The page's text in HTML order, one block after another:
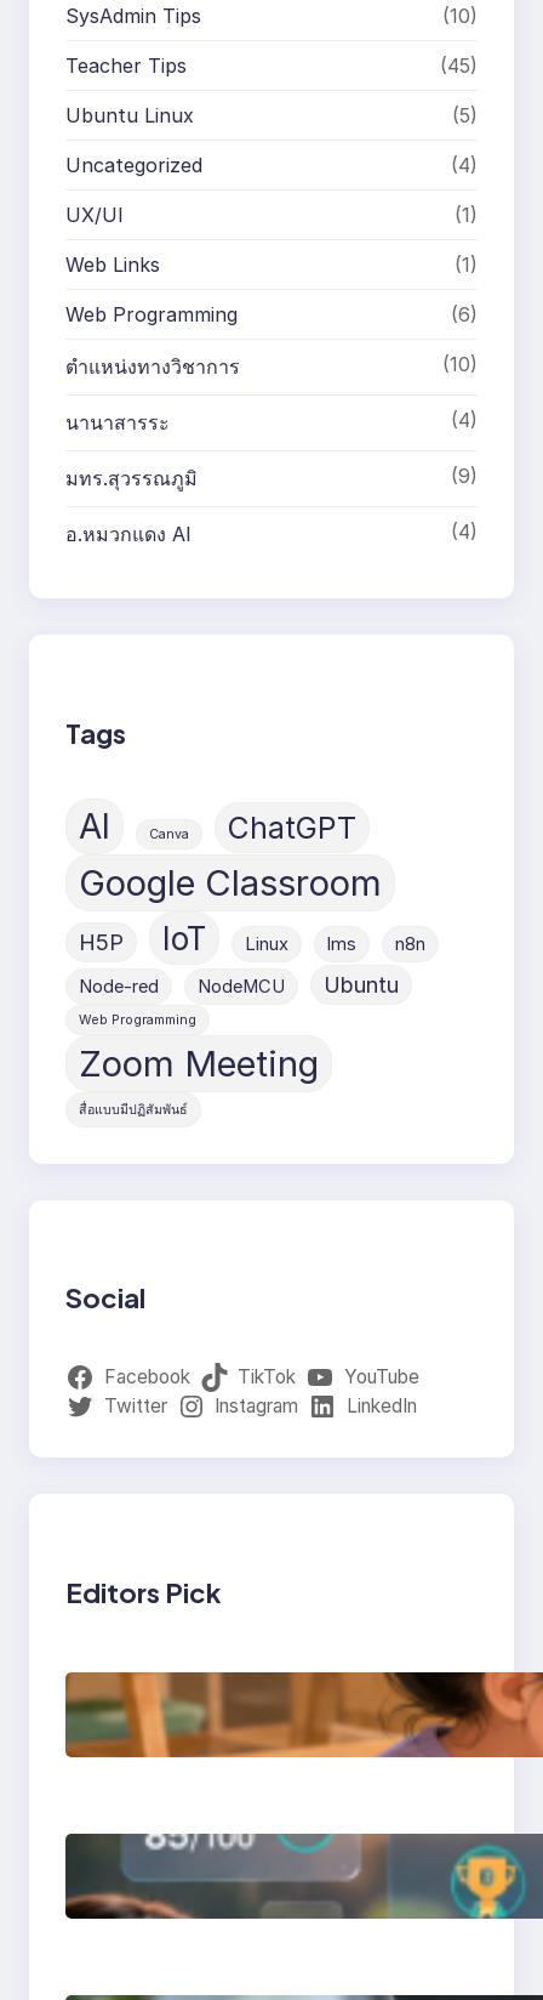
SysAdmin Tips (10)
Teacher Tips (45)
Ubuntu Linux (5)
Uncategorized (4)
UX/UI (1)
Web Links (1)
Web Programming (6)
ตำแหน่งทางวิชาการ (10)
นานาสารระ (4)
มทร.สุวรรณภูมิ (9)
อ.หมวกแดง AI (4)
Tags
AI Canva ChatGPT
Google Classroom
H5P IoT Linux lms
n8n
Node-red
NodeMCU Ubuntu
Web Programming
Zoom Meeting
สื่อแบบมีปฏิสัมพันธ์
Social
Facebook TikTok
YouTube
Twitter
Instagram LinkedIn
Editors Pick
การสอนเขียนโปรแกรม
(Coding) สำหรับเด็กเล็ก
การสร้างระบบ Online
Learning ด้วย Moodle
LMS